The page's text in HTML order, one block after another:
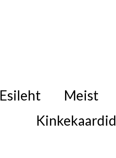
Esileht Meist
Kinkekaardid